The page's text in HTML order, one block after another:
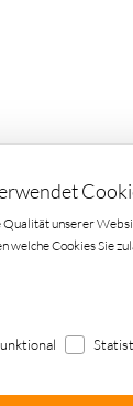
unserer
welche Cookies Sie